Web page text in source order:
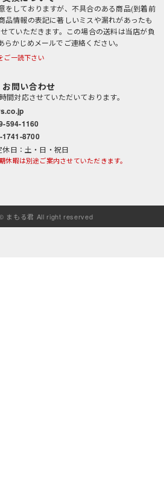
をしておりますが、不具合のある商品(到着前
品情報の表記に著しいミスや漏れがあったも
ていただきます。この場合の送料は当店が負
かじめメールでご連絡ください。
ご一読下さい
お問い合わせ
間対応させていただいております。
594-1160
1741-8700
日：土・日・祝日
暇は別途ご案内させていただきます。
まもる君 All right reserved